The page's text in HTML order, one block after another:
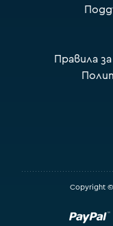
Правила
Copyright ©